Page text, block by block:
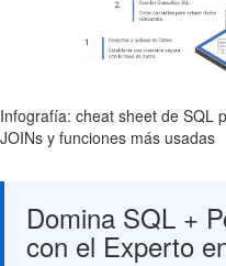
Infografía: cheat sheet de SQL
JOINs y funciones más usadas
Domina SQL +
con el Experto